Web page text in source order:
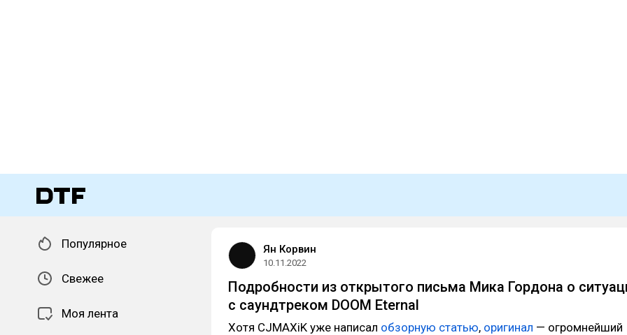
Популярное
Свежее
Моя лента
Ян Корвин
10.11.2022
Подробности из открытого письма Мика Гордона о
с саундтреком DOOM Eternal
Хотя CJMAXiK уже написал обзорную статью, оригинал — огромнейший